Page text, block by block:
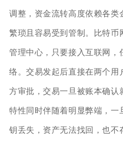
调整，资金流转高度依赖各类
繁琐且容易受到管制。比特币
管理中心，只要接入互联网，
络。交易发起后直接在两个用
方审批，交易一旦被账本确认
特性同时伴随着明显弊端，一
钥丢失，资产无法找回，也不